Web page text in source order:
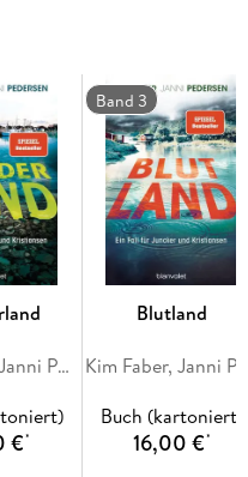
ihr Racheplan scheitert,
lesen Sie auch die
Juncker & Kristiansen.
Kim Faber, Janni Pedersen
€*
Band 3
Blutland
Buch (kartoniert)
16,00 €*